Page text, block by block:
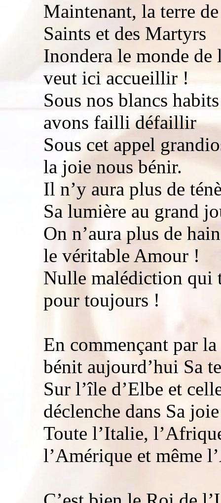
Maintenant, la terre
Saints et des Martyrs
Inondera le monde de
veut ici accueillir !
Sous nos blancs
avons failli défaillir
Sous cet appel
la joie nous bénir.
Il n’y aura plus de
Sa lumière au grand
On n’aura plus de
le véritable Amour !
Nulle malédiction qui
pour toujours !
En commençant par
bénit aujourd’hui Sa
Sur l’île d’Elbe et
déclenche dans Sa
Toute l’Italie,
l’Amérique et même